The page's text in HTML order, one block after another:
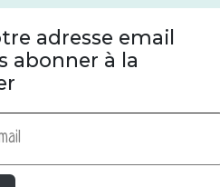
adresse email
abonner à la